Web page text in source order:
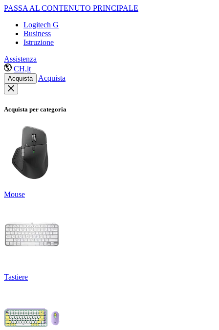
PASSA AL CONTENUTO PRINCIPALE
Logitech G
Business
Istruzione
Assistenza
CH,it
Acquista Acquista
Acquista per categoria
Mouse
Tastiere